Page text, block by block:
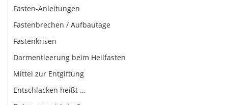
Fasten-Anleitungen
Fastenbrechen / Aufbautage
Fastenkrisen
Darmentleerung beim Heilfasten
Mittel zur Entgiftung
Entschlacken heißt ...